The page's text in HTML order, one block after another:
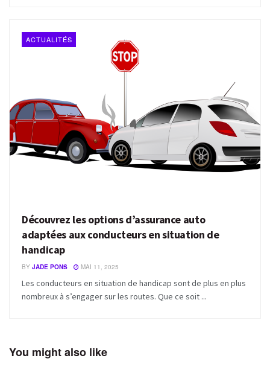
ACTUALITÉS
Découvrez les options d’assurance auto
adaptées aux conducteurs en situation de
handicap
BY JADE PONS MAI 11, 2025
Les conducteurs en situation de handicap sont de plus en plus
nombreux à s’engager sur les routes. Que ce soit ...
You might also like